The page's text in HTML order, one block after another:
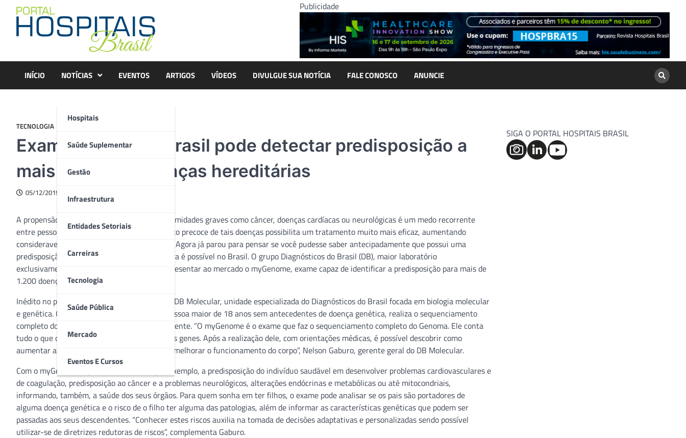
content
Publicidade
INÍCIO NOTÍCIAS
Hospitais
Saúde Suplementar
Gestão
Infraestrutura
Entidades Setoriais
Carreiras
Tecnologia
Saúde Pública
Mercado
Eventos E Cursos
EVENTOS ARTIGOS VÍDEOS DIVULGUE SUA NOTÍCIA FALE CONOSCO ANUNCIE
TECNOLOGIA
Exame inédito no Brasil pode detectar predisposição a
mais de 1.200 doenças hereditárias
05/12/2019
A propensão para o desenvolvimento de enfermidades graves como câncer, doenças cardíacas ou neurológicas é um medo recorrente
entre pessoas de diversas idades. O diagnóstico precoce de tais doenças possibilita um tratamento muito mais eficaz, aumentando
consideravelmente as taxas de sobrevivência. Agora já parou para pensar se você pudesse saber antecipadamente que possui uma
predisposição para esses problemas? Isso agora é possível no Brasil. O grupo Diagnósticos do Brasil (DB), maior laboratório
exclusivamente de apoio do país, acaba de apresentar ao mercado o myGenome, exame capaz de identificar a predisposição para mais de
1.200 doenças hereditárias.
Inédito no país, o myGenome é realizado pelo DB Molecular, unidade especializada do Diagnósticos do Brasil focada em biologia molecular
e genética. O teste, indicado para qualquer pessoa maior de 18 anos sem antecedentes de doença genética, realiza o sequenciamento
completo do Genoma a partir da saliva do paciente. “O myGenome é o exame que faz o sequenciamento completo do Genoma. Ele conta
tudo o que o paciente precisa saber sobre seus genes. Após a realização dele, com orientações médicas, é possível descobrir como
aumentar a longevidade, gerenciar a saúde e melhorar o funcionamento do corpo”, Nelson Gaburo, gerente geral do DB Molecular.
Com o myGenome é possível identificar, por exemplo, a predisposição do indivíduo saudável em desenvolver problemas cardiovasculares e
de coagulação, predisposição ao câncer e a problemas neurológicos, alterações endócrinas e metabólicas ou até mitocondriais,
informando, também, a saúde dos seus órgãos. Para quem sonha em ter filhos, o exame pode analisar se os pais são portadores de
alguma doença genética e o risco de o filho ter alguma das patologias, além de informar as características genéticas que podem ser
passadas aos seus descendentes. “Conhecer estes riscos auxilia na tomada de decisões adaptativas e personalizadas sendo possível
utilizar-se de diretrizes redutoras de riscos”, complementa Gaburo.
SIGA O PORTAL HOSPITAIS BRASIL